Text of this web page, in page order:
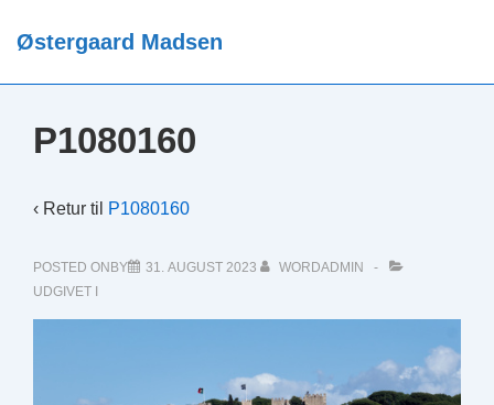
HopØstergaard Madsen
P1080160
‹ Retur til P1080160
POSTED ONBY 31. AUGUST 2023
WORDADMIN
UDGIVET I